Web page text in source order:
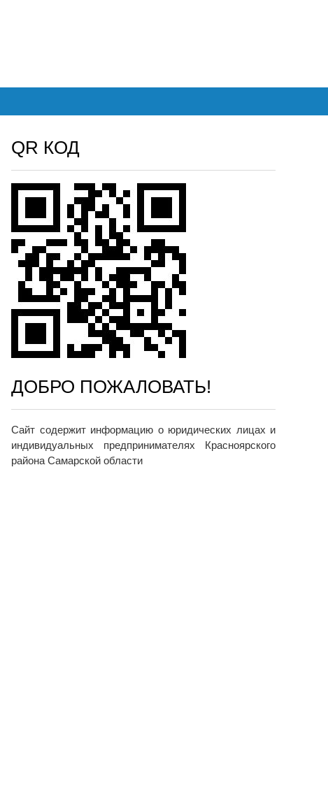
QR КОД
ДОБРО ПОЖАЛОВАТЬ!
Сайт содержит информацию о юридических лицах и
индивидуальных предпринимателях Красноярского
района Самарской области